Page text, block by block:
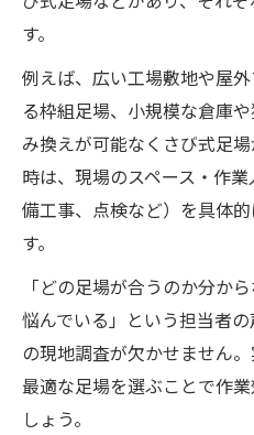
す。
例えば、広い工場敷地や屋
る枠組足場、小規模な倉庫
み換えが可能なくさび式足
時は、現場のスペース・作
備工事、点検など）を具体
す。
「どの足場が合うのか分か
悩んでいる」という担当者
の現地調査が欠かせません
最適な足場を選ぶことで作
しょう。